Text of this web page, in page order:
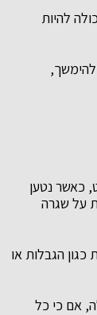
להיות
להימשך,
כאשר נטען
על שגרה
הגבלות או
אם כי כל